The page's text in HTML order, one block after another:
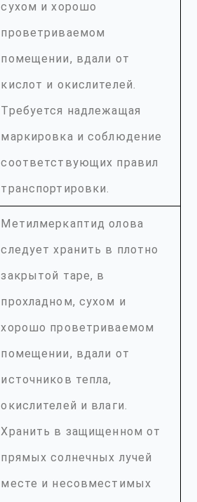
сухом и хорошо
проветриваемом
помещении, вдали от
кислот и окислителей.
Требуется надлежащая
маркировка и соблюдение
соответствующих правил
транспортировки.
Метилмеркаптид олова
следует хранить в плотно
закрытой таре, в
прохладном, сухом и
хорошо проветриваемом
помещении, вдали от
источников тепла,
окислителей и влаги.
Хранить в защищенном от
прямых солнечных лучей
месте и несовместимых